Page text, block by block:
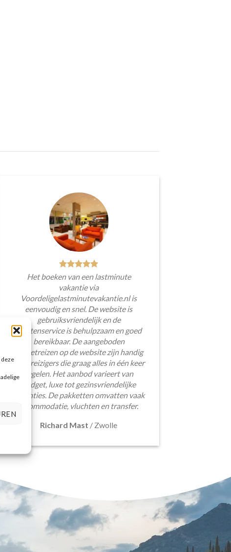
deze
Het boeken van een lastminute
vakantie via
Voordeligelastminutevakantie.nl is
eenvoudig en snel. De website is
gebruiksvriendelijk en de
klantenservice is behulpzaam en goed
bereikbaar. De aangeboden
pakketreizen op de website zijn handig
voor reizigers die graag alles in één keer
regelen. Het aanbod varieert van
budget, luxe tot gezinsvriendelijke
vakanties. De pakketten omvatten vaak
accommodatie, vluchten en transfer.
Richard Mast / Zwolle